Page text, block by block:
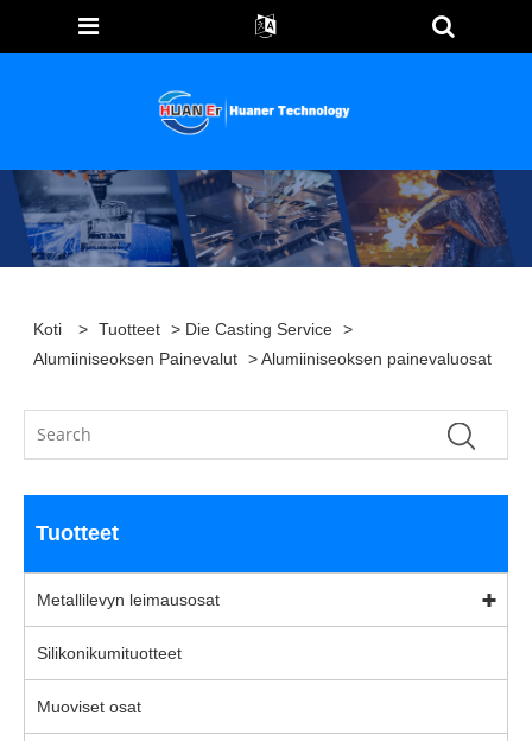
Koti > Tuotteet > Die Casting Service >
Alumiiniseoksen Painevalut > Alumiiniseoksen painevaluosat
Tuotteet
Metallilevyn leimausosat
Silikonikumituotteet
Muoviset osat